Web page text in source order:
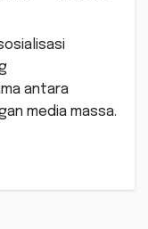
antara
media massa.